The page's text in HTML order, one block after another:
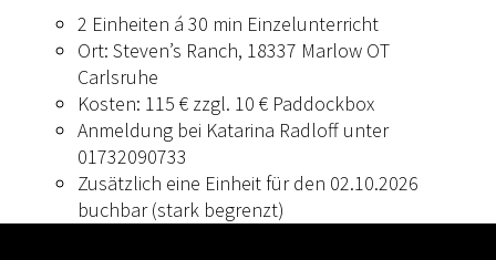
2 Einheiten á 30 min Einzelunterricht
Ort: Steven’s Ranch, 18337 Marlow OT
Carlsruhe
Kosten: 115 € zzgl. 10 € Paddockbox
Anmeldung bei Katarina Radloff unter
01732090733
Zusätzlich eine Einheit für den 02.10.2026
buchbar (stark begrenzt)